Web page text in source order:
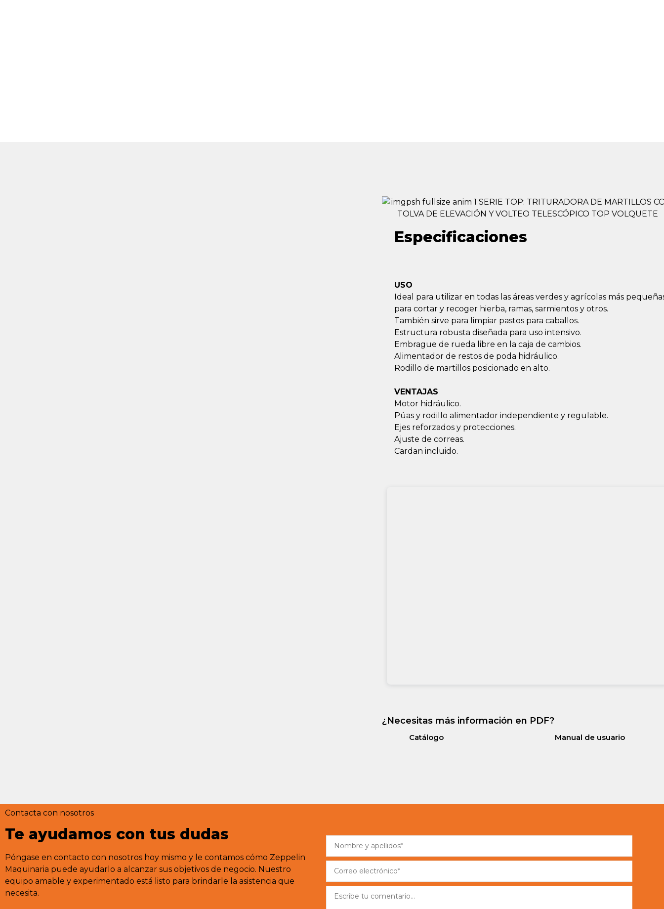
Especificaciones
USO
Ideal para utilizar en todas las áreas verdes y agrícolas más
para cortar y recoger hierba, ramas, sarmientos y otros.
También sirve para limpiar pastos para caballos.
Estructura robusta diseñada para uso intensivo.
Embrague de rueda libre en la caja de cambios.
Alimentador de restos de poda hidráulico.
Rodillo de martillos posicionado en alto.
VENTAJAS
Motor hidráulico.
Púas y rodillo alimentador independiente y regulable.
Ejes reforzados y protecciones.
Ajuste de correas.
Cardan incluido.
¿Necesitas más información en PDF?
Catálogo Manual de usuario
Contacta con nosotros
Te ayudamos con tus dudas
Póngase en contacto con nosotros hoy mismo y le contamos cómo Zeppelin
Maquinaria puede ayudarlo a alcanzar sus objetivos de negocio. Nuestro
equipo amable y experimentado está listo para brindarle la asistencia que
necesita.